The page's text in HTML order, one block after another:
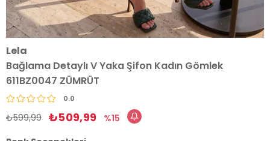
Lela
Bağlama Detaylı V Yaka Şifon Kadın Gömlek
611BZ0047 ZÜMRÜT
0.0
₺599,99 ₺509,99
15